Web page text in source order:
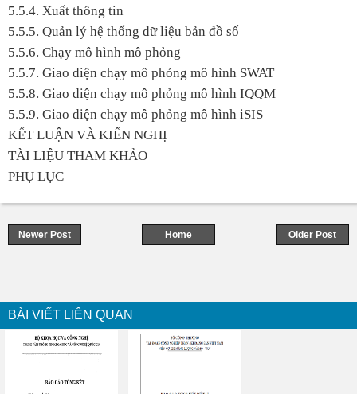
5.5.4. Xuất thông tin
5.5.5. Quản lý hệ thống dữ liệu bản đồ số
5.5.6. Chạy mô hình mô phỏng
5.5.7. Giao diện chạy mô phỏng mô hình SWAT
5.5.8. Giao diện chạy mô phỏng mô hình IQQM
5.5.9. Giao diện chạy mô phỏng mô hình iSIS
KẾT LUẬN VÀ KIẾN NGHỊ
TÀI LIỆU THAM KHẢO
PHỤ LỤC
Newer Post Older Post
Home
BÀI VIẾT LIÊN QUAN